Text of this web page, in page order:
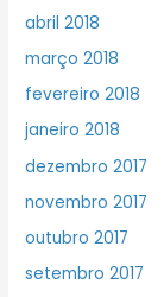
abril 2018
março 2018
fevereiro 2018
janeiro 2018
dezembro 2017
novembro 2017
outubro 2017
setembro 2017